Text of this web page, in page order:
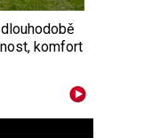
komfort